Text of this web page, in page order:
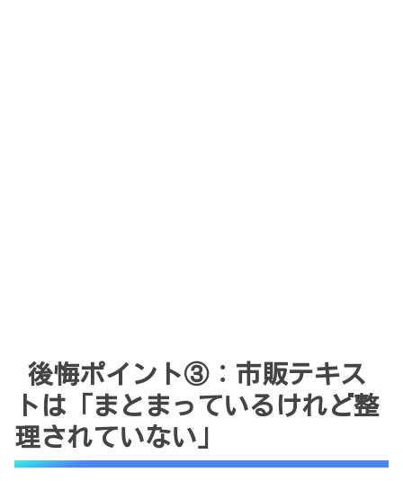
後悔ポイント③：市販テキス
トは「まとまっているけれど整
理されていない」